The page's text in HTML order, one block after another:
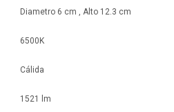
Diametro 6 cm , Alto 12.3 cm
6500K
Cálida
1521 lm